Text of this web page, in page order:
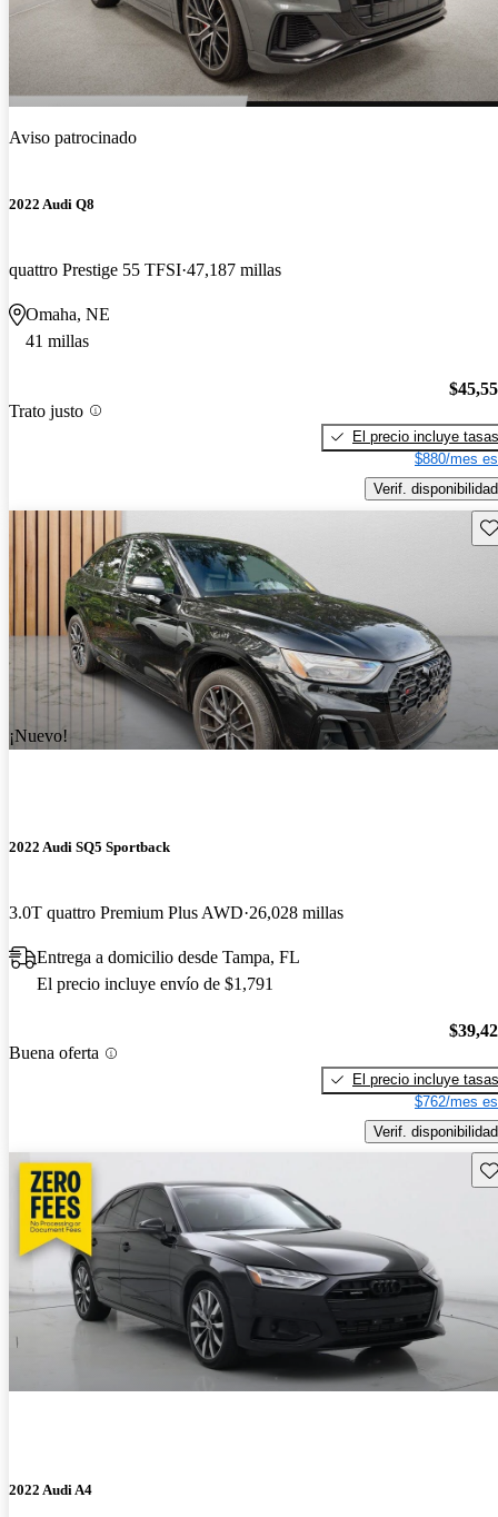
Aviso patrocinado
2022 Audi Q8
quattro Prestige 55 TFSI 47,187 millas
Omaha, NE
41 millas
Trato justo
El precio incluye tasas
$880/mes
Verif. disponibilidad
¡Nuevo!
2022 Audi SQ5 Sportback
3.0T quattro Premium Plus AWD 26,028 millas
Entrega a domicilio desde Tampa, FL
El precio incluye envío de $1,791
Buena oferta
El precio incluye tasas
$762/mes
Verif. disponibilidad
2022 Audi A4